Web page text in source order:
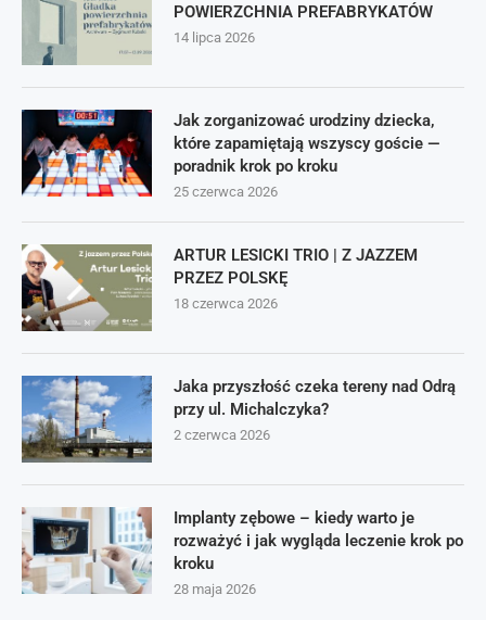
POWIERZCHNIA PREFABRYKATÓW
14 lipca 2026
Jak zorganizować urodziny dziecka,
które zapamiętają wszyscy goście —
poradnik krok po kroku
25 czerwca 2026
ARTUR LESICKI TRIO | Z JAZZEM
PRZEZ POLSKĘ
18 czerwca 2026
Jaka przyszłość czeka tereny nad Odrą
przy ul. Michalczyka?
2 czerwca 2026
Implanty zębowe – kiedy warto je
rozważyć i jak wygląda leczenie krok po
kroku
28 maja 2026